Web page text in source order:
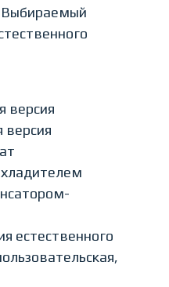
версия
версия
естественного